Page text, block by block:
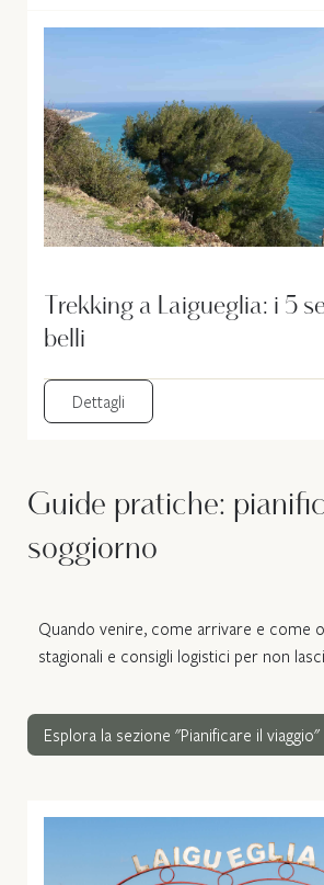
Trekking a Laigueglia: i 5
belli
Dettagli
Guide pratiche:
soggiorno
Quando venire, come arrivare e come
stagionali e consigli logistici per non
Esplora la sezione "Pianificare il viaggio"